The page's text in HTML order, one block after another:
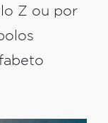
Z ou por